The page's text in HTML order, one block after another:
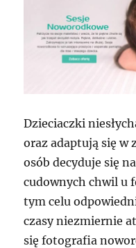
Dzieciaczki
oraz adaptują się w
osób decyduje się
cudownych chwil u
tym celu
czasy niezmiernie
się fotografia